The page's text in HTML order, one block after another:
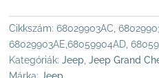
MENNYISÉG
Cikkszám:68029903AC,
68029903AE,68059904AD,
Kategóriák:Jeep ,Jeep Grand